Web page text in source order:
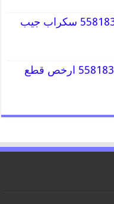
قطع غيار جيب 55818355 سكراب جيب
قطع غيار دودج 55818355 ارخص قطع